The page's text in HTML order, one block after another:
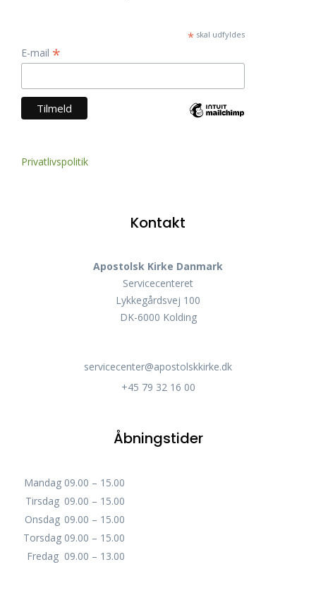
*skal udfyldes
E-mail *
Privatlivspolitik
Kontakt
Apostolsk Kirke Danmark
Servicecenteret
Lykkegårdsvej 100
DK-6000 Kolding
servicecenter@apostolskkirke.dk
+45 79 32 16 00
Åbningstider
Mandag 09.00 – 15.00
Tirsdag 09.00 – 15.00
Onsdag 09.00 – 15.00
Torsdag 09.00 – 15.00
Fredag 09.00 – 13.00